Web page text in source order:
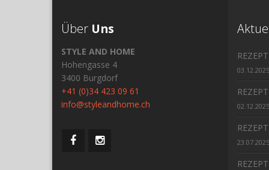
Über Uns
STYLE AND HOME
Hohengasse 4
3400 Burgdorf
+41 (0)34 423 09 61
info@styleandhome.ch
REZEPT
03.12.2025
REZEPT
02.12.2025
REZEPT
23.07.2025
REZEPT